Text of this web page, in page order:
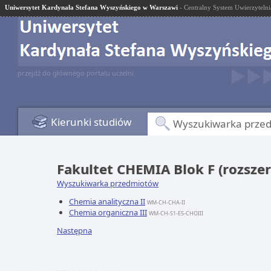
Uniwersytet Kardynała Stefana Wyszyńskiego w Warszawi - Centralny System
przejdź do głównego portalu uczelni
Kierunki studiów Wyszukiwarka
Fakultet CHEMIA Blok F
Wyszukiwarka przedmiotów
Chemia analityczna II WM-CH-CHA-II
Chemia organiczna III WM-CH-S1-E5-CHOIII
Następna